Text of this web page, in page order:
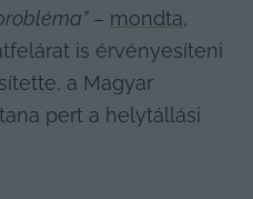
– mondta,
is érvényesíteni
a Magyar
pert a helytállási